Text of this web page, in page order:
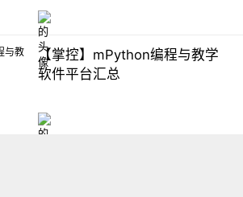
【掌控】mPython编程与教学
软件平台汇总